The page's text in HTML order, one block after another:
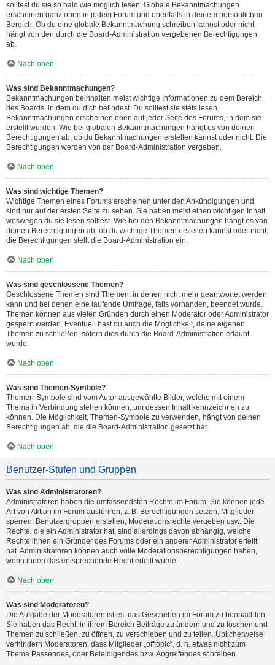
solltest du sie so bald wie möglich lesen. Globale Bekanntmachungen
erscheinen ganz oben in jedem Forum und ebenfalls in deinem persönlichen
Bereich. Ob du eine globale Bekanntmachung schreiben kannst oder nicht,
hängt von den durch die Board-Administration vergebenen Berechtigungen
ab.
Nach oben
Was sind Bekanntmachungen?
Bekanntmachungen beinhalten meist wichtige Informationen zu dem Bereich
des Boards, in dem du dich befindest. Du solltest sie stets lesen.
Bekanntmachungen erscheinen oben auf jeder Seite des Forums, in dem sie
erstellt wurden. Wie bei globalen Bekanntmachungen hängt es von deinen
Berechtigungen ab, ob du Bekanntmachungen erstellen kannst oder nicht. Die
Berechtigungen werden von der Board-Administration vergeben.
Nach oben
Was sind wichtige Themen?
Wichtige Themen eines Forums erscheinen unter den Ankündigungen und
sind nur auf der ersten Seite zu sehen. Sie haben meist einen wichtigen Inhalt,
weswegen du sie lesen solltest. Wie bei den Bekanntmachungen hängt es von
deinen Berechtigungen ab, ob du wichtige Themen erstellen kannst oder nicht;
die Berechtigungen stellt die Board-Administration ein.
Nach oben
Was sind geschlossene Themen?
Geschlossene Themen sind Themen, in denen nicht mehr geantwortet werden
kann und bei denen eine laufende Umfrage, falls vorhanden, beendet wurde.
Themen können aus vielen Gründen durch einen Moderator oder Administrator
gesperrt werden. Eventuell hast du auch die Möglichkeit, deine eigenen
Themen zu schließen, sofern dies durch die Board-Administration erlaubt
wurde.
Nach oben
Was sind Themen-Symbole?
Themen-Symbole sind vom Autor ausgewählte Bilder, welche mit einem
Thema in Verbindung stehen können, um dessen Inhalt kennzeichnen zu
können. Die Möglichkeit, Themen-Symbole zu verwenden, hängt von deinen
Berechtigungen ab, die die Board-Administration gesetzt hat.
Nach oben
Benutzer-Stufen und Gruppen
Was sind Administratoren?
Administratoren haben die umfassendsten Rechte im Forum. Sie können jede
Art von Aktion im Forum ausführen; z. B. Berechtigungen setzen, Mitglieder
sperren, Benutzergruppen erstellen, Moderationsrechte vergeben usw. Die
Rechte, die ein Administrator hat, sind allerdings davon abhängig, welche
Rechte ihnen ein Gründer des Forums oder ein anderer Administrator erteilt
hat. Administratoren können auch volle Moderationsberechtigungen haben,
wenn ihnen das entsprechende Recht erteilt wurde.
Nach oben
Was sind Moderatoren?
Die Aufgabe der Moderatoren ist es, das Geschehen im Forum zu beobachten.
Sie haben das Recht, in ihrem Bereich Beiträge zu ändern und zu löschen und
Themen zu schließen, zu öffnen, zu verschieben und zu teilen. Üblicherweise
verhindern Moderatoren, dass Mitglieder „offtopic“, d. h. etwas nicht zum
Thema Passendes, oder Beleidigendes bzw. Angreifendes schreiben.